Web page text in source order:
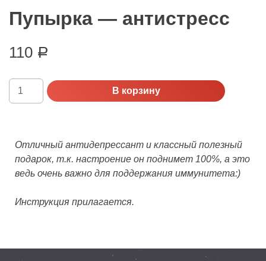
Пупырка — антистресс
110 Р
Количество
Пупырка
В корзину
Отличный антидепрессант и классный полезный
подарок, т.к. настроение он поднимет 100%, а это
ведь очень важно для поддержания иммунитета:)
Инструкция прилагается.